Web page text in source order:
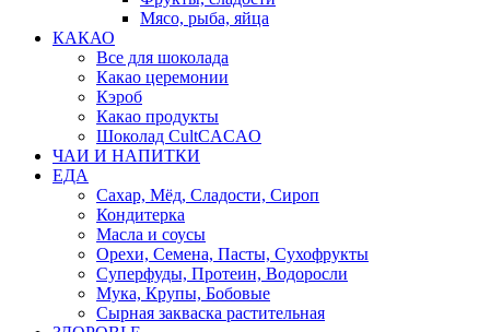
Мясо, рыба, яйца
КАКАО
Все для шоколада
Какао церемонии
Кэроб
Какао продукты
Шоколад CultCACAO
ЧАИ И НАПИТКИ
ЕДА
Сахар, Мёд, Сладости, Сироп
Кондитерка
Масла и соусы
Орехи, Семена, Пасты, Сухофрукты
Суперфуды, Протеин, Водоросли
Мука, Крупы, Бобовые
Сырная закваска растительная